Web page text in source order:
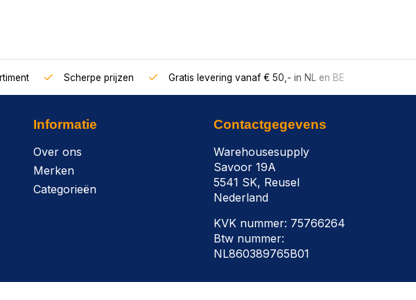
Scherpe prijzen Gratis levering vanaf € 50,- in NL en BE
Informatie
Over ons
Merken
Categorieën
Contactgegevens
Warehousesupply
Savoor 19A
5541 SK, Reusel
Nederland
KVK nummer: 75766264
Btw nummer:
NL860389765B01